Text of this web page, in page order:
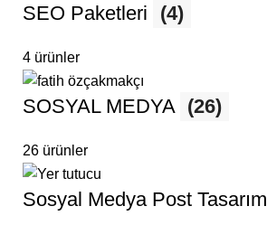
SEO Paketleri (4)
4 ürünler
SOSYAL MEDYA (26)
26 ürünler
Sosyal Medya Post Tasarım